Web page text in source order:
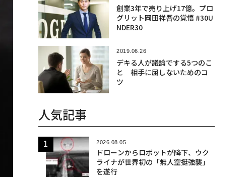
創業3年で売り上げ17億。プロ
グリット岡田祥吾の覚悟 #30U
NDER30
2019.06.26
デキる人が議論でする5つのこ
と 相手に屈しないためのコ
ツ
人気記事
2026.08.05
ドローンからロボットが降下、ウク
ライナが世界初の「無人空挺強襲」
を遂行